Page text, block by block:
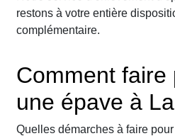
restons à votre entière
complémentaire.
Comment faire
une épave à
Quelles démarches à faire